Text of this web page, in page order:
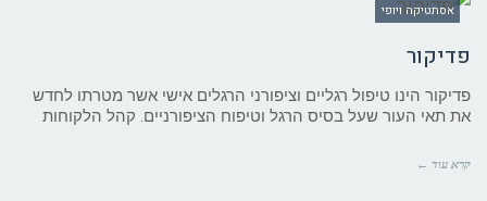
אסתטיקה ויופי
פדיקור
פדיקור הינו טיפול רגליים וציפורני הרגלים אישי אשר מטרתו לחדש
את תאי העור שעל בסיס הרגל וטיפוח הציפורניים. קהל הלקוחות
קרא עוד ←